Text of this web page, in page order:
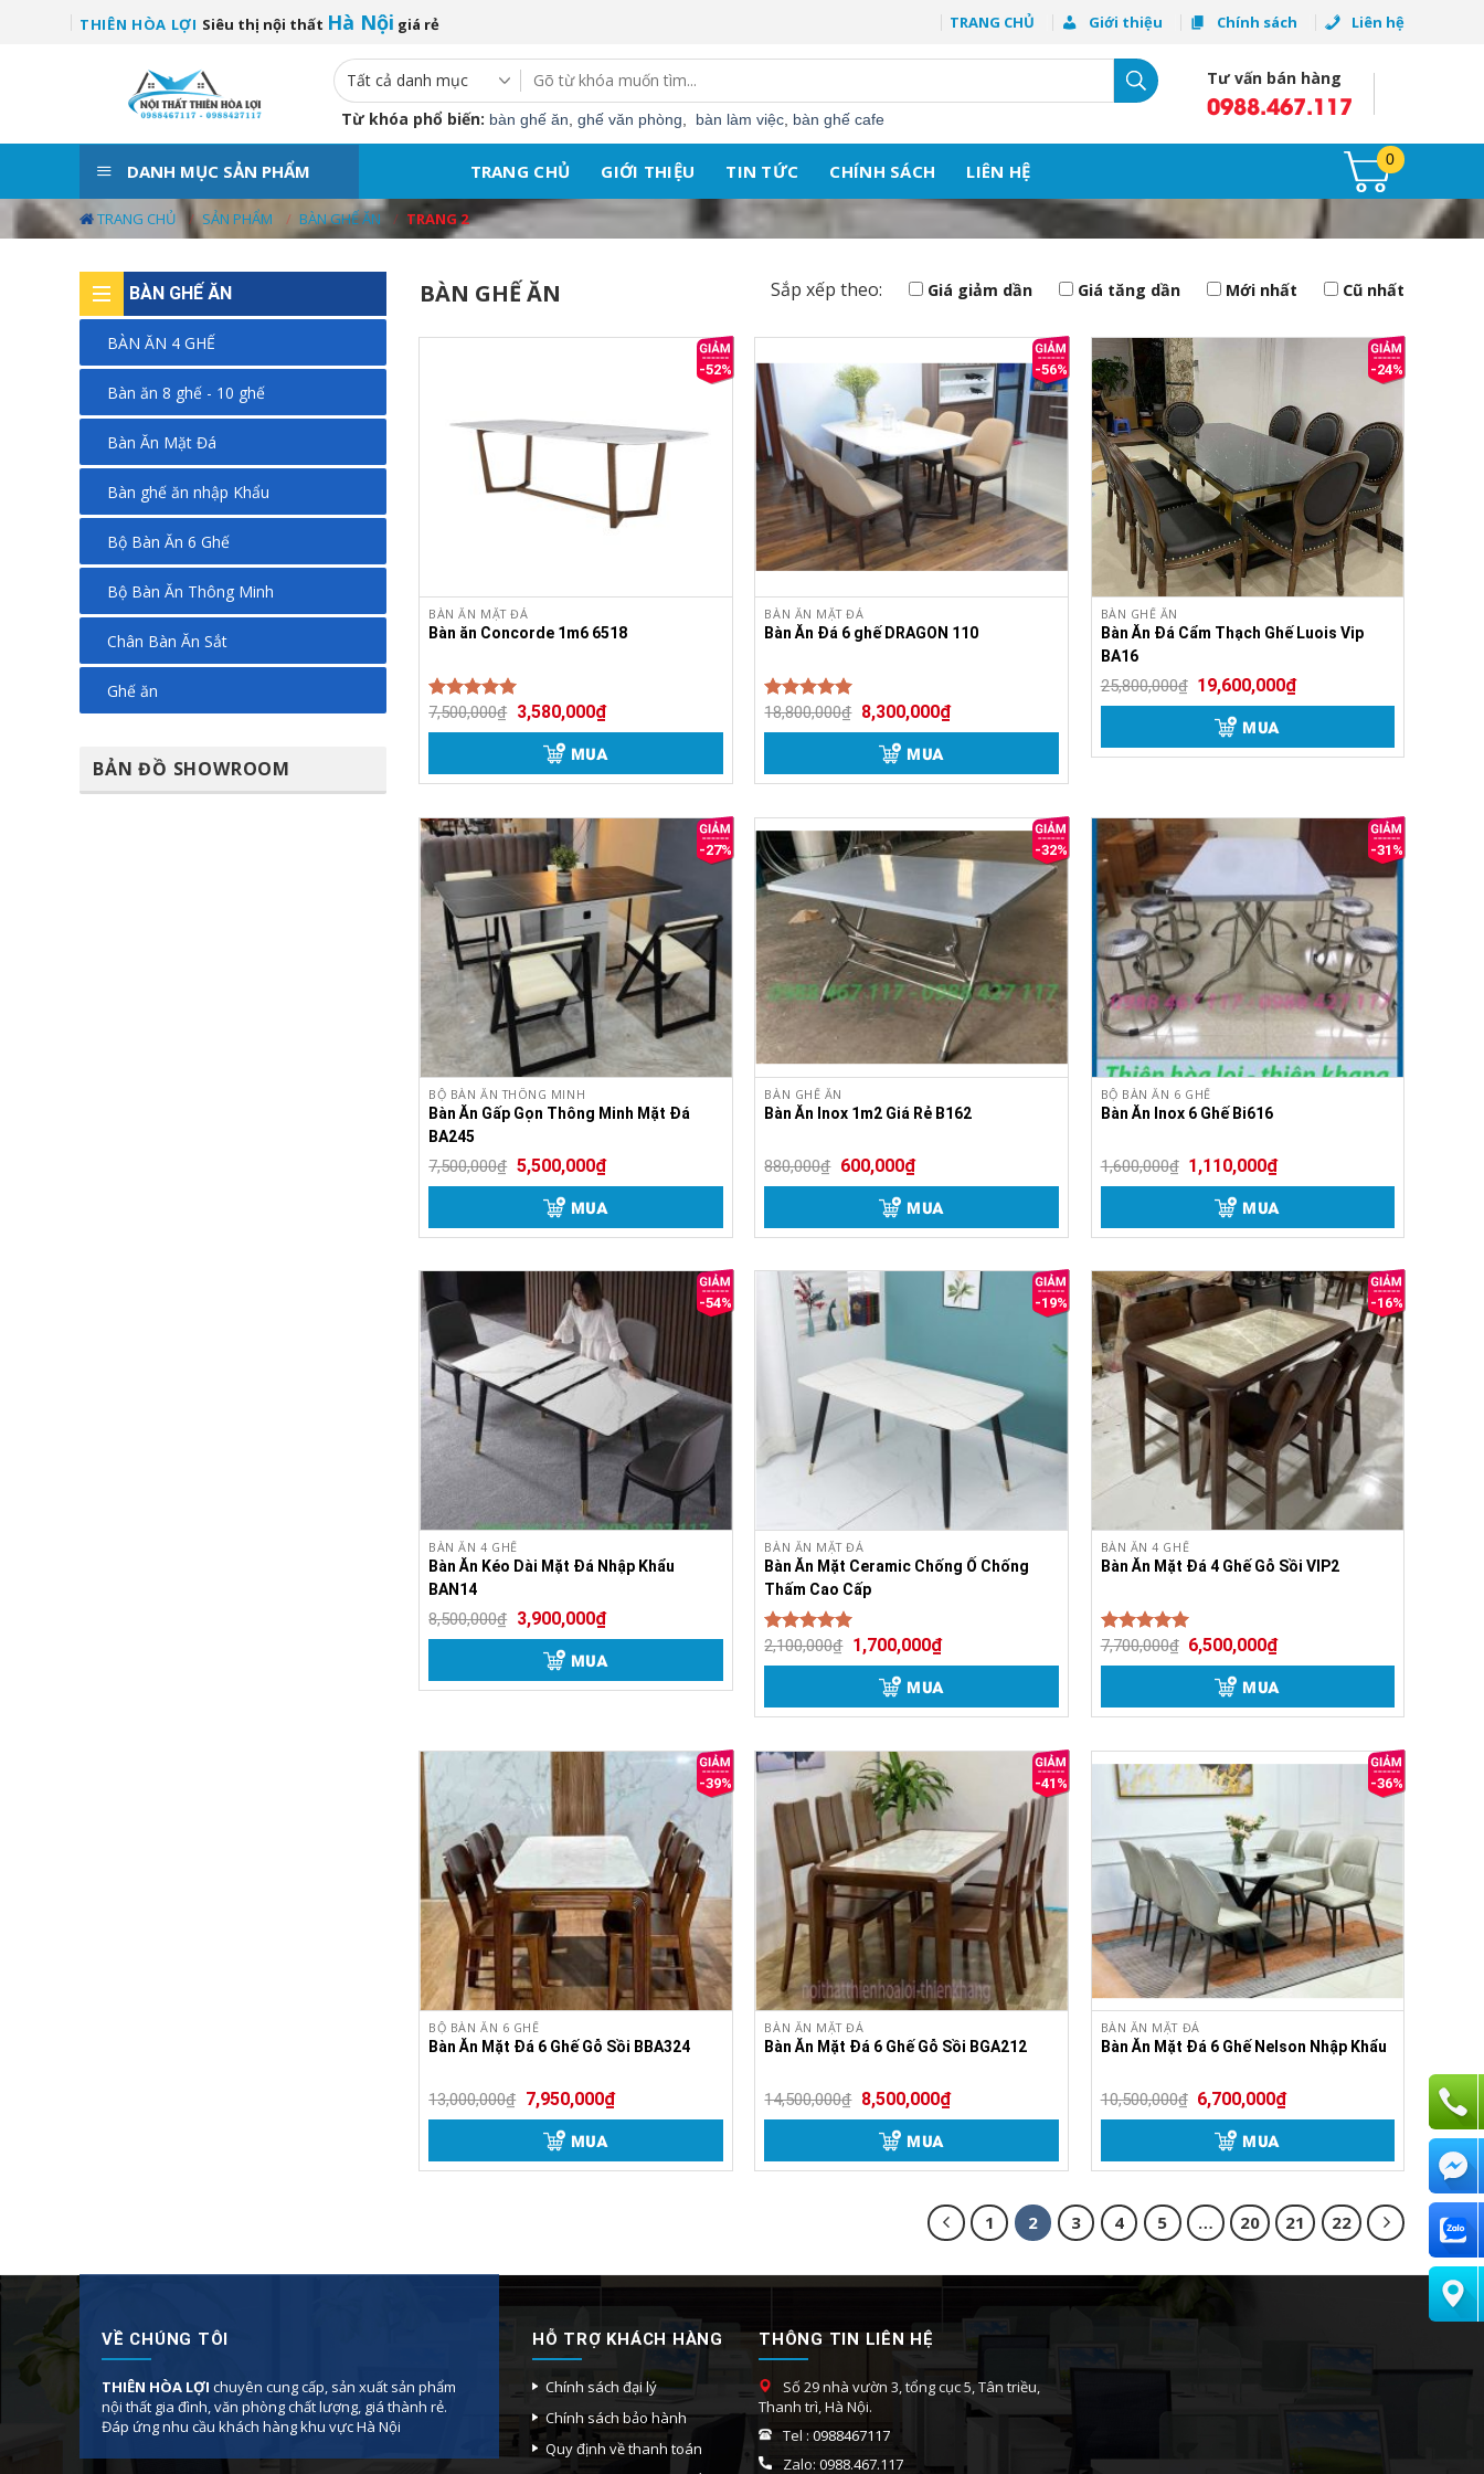
THIÊN HÒA LỢI Siêu thị nội thất Hà Nội giá rẻ TRANG CHỦ Giới thiệu Chính sách Liên hệ
kiếm:
Từ khóa phổ biến: bàn ghế ăn ghế văn phòng bàn làm việc bàn ghế cafe
Tư vấn bán hàng
0988.467.117
DANH MỤC SẢN PHẨM TRANG CHỦ GIỚI THIỆU TIN TỨC CHÍNH SÁCH LIÊN HỆ
0
TRANG CHỦ / SẢN PHẨM / BÀN GHẾ ĂN / TRANG 2
BÀN GHẾ ĂN
BÀN ĂN 4 GHẾ
Bàn ăn 8 ghế - 10 ghế
Bàn Ăn Mặt Đá
Bàn ghế ăn nhập Khẩu
Bộ Bàn Ăn 6 Ghế
Bộ Bàn Ăn Thông Minh
Chân Bàn Ăn Sắt
Ghế ăn
BẢN ĐỒ SHOWROOM
BÀN GHẾ ĂN Sắp xếp theo: Giá giảm dần Giá tăng dần Mới nhất Cũ nhất
-52%
BÀN ĂN MẶT ĐÁ
Bàn ăn Concorde 1m6 6518
Được xếp
hạng5.00
7,500,000₫ 3,580,000₫
MUA
-56%
BÀN ĂN MẶT ĐÁ
Bàn Ăn Đá 6 ghế DRAGON 110
Được xếp
hạng5.00
18,800,000₫ 8,300,000₫
MUA
-24%
BÀN GHẾ ĂN
Bàn Ăn Đá Cẩm Thạch Ghế Luois Vip
BA16
25,800,000₫ 19,600,000₫
MUA
-27%
BỘ BÀN ĂN THÔNG MINH
Bàn Ăn Gấp Gọn Thông Minh Mặt Đá
BA245
7,500,000₫ 5,500,000₫
MUA
-32%
BÀN GHẾ ĂN
Bàn Ăn Inox 1m2 Giá Rẻ B162
880,000₫ 600,000₫
MUA
-31%
BỘ BÀN ĂN 6 GHẾ
Bàn Ăn Inox 6 Ghế Bi616
1,600,000₫ 1,110,000₫
MUA
-54%
BÀN ĂN 4 GHẾ
Bàn Ăn Kéo Dài Mặt Đá Nhập Khẩu
BAN14
8,500,000₫ 3,900,000₫
MUA
-19%
BÀN ĂN MẶT ĐÁ
Bàn Ăn Mặt Ceramic Chống Ố Chống
Thấm Cao Cấp
Được xếp
hạng5.00
2,100,000₫ 1,700,000₫
MUA
-16%
BÀN ĂN 4 GHẾ
Bàn Ăn Mặt Đá 4 Ghế Gỗ Sồi VIP2
Được xếp
hạng5.00
7,700,000₫ 6,500,000₫
MUA
-39%
BỘ BÀN ĂN 6 GHẾ
Bàn Ăn Mặt Đá 6 Ghế Gỗ Sồi BBA324
13,000,000₫ 7,950,000₫
MUA
-41%
BÀN ĂN MẶT ĐÁ
Bàn Ăn Mặt Đá 6 Ghế Gỗ Sồi BGA212
14,500,000₫ 8,500,000₫
MUA
-36%
BÀN ĂN MẶT ĐÁ
Bàn Ăn Mặt Đá 6 Ghế Nelson Nhập Khẩu
10,500,000₫ 6,700,000₫
MUA
1 2 3 4 5 … 20 21 22
VỀ CHÚNG TÔI
THIÊN HÒA LỢI chuyên cung cấp, sản xuất sản phẩm
nội thất gia đình, văn phòng chất lượng, giá thành rẻ.
Đáp ứng nhu cầu khách hàng khu vực Hà Nội
HỖ TRỢ KHÁCH HÀNG
Chính sách đại lý
Chính sách bảo hành
Quy định về thanh toán
THÔNG TIN LIÊN HỆ
Số 29 nhà vườn 3, tổng cục 5, Tân triều,
Thanh trì, Hà Nội.
Tel : 0988467117
Zalo: 0988.467.117